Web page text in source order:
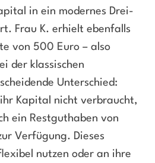
in ein modernes Drei-
Frau K. erhielt ebenfalls
von 500 Euro – also
der klassischen
Unterschied:
Kapital nicht verbraucht,
ein Restguthaben von
Verfügung. Dieses
nutzen oder an ihre